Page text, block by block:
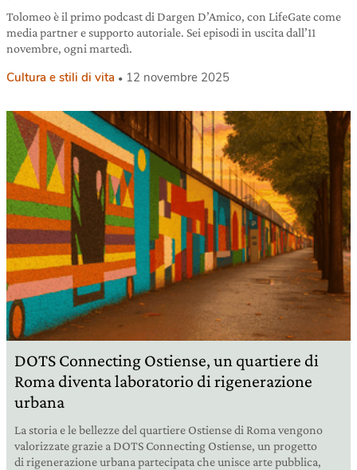
Tolomeo è il primo podcast di Dargen D’Amico, con LifeGate come
media partner e supporto autoriale. Sei episodi in uscita dall’11
novembre, ogni martedì.
Cultura e stili di vita 12 novembre 2025
DOTS Connecting Ostiense, un quartiere di
Roma diventa laboratorio di rigenerazione
urbana
La storia e le bellezze del quartiere Ostiense di Roma vengono
valorizzate grazie a DOTS Connecting Ostiense, un progetto
di rigenerazione urbana partecipata che unisce arte pubblica,